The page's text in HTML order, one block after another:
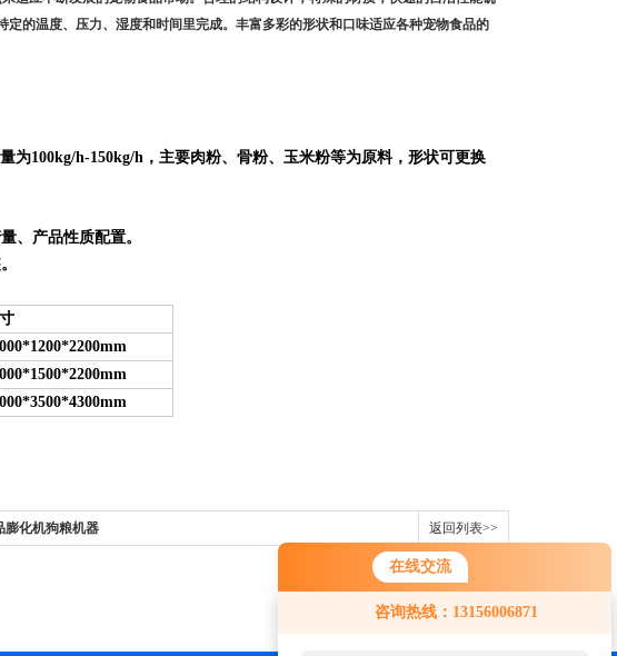
在线交流
咨询热线：13156006871
的温度、压力、湿度和时间里完成。丰富多彩的形状和口味适应各种宠物食品的
100kg/h-150kg/h，主要肉粉、骨粉、玉米粉等为原料，形状可更换
、产品性质配置。
膨化机狗粮机器 返回列表>>